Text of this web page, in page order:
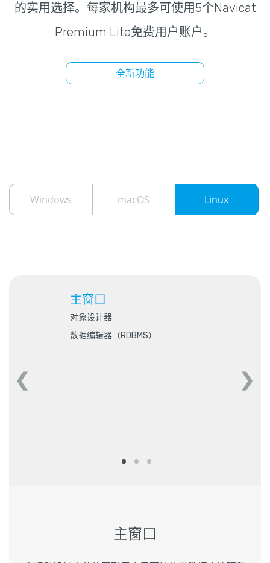
的实用选择。每家机构最多可使用5个Navicat
Premium Lite免费用户账户。
全新功能
Windows macOS Linux
主窗口
对象设计器
数据编辑器（RDBMS）
主窗口